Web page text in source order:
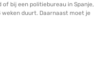
of bij een politiebureau in Spanje,
duurt. Daarnaast moet je